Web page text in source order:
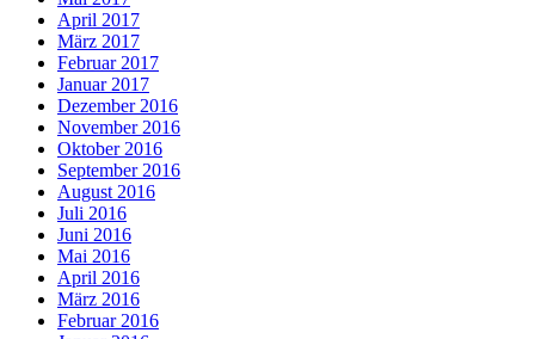
April 2017
März 2017
Februar 2017
Januar 2017
Dezember 2016
November 2016
Oktober 2016
September 2016
August 2016
Juli 2016
Juni 2016
Mai 2016
April 2016
März 2016
Februar 2016